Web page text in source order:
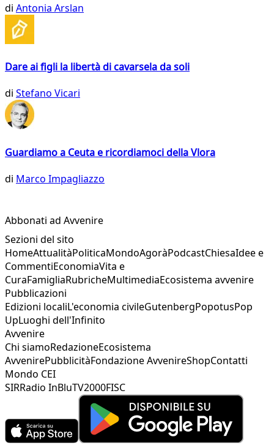
di Antonia Arslan
Dare ai figli la libertà di cavarsela da soli
di Stefano Vicari
Guardiamo a Ceuta e ricordiamoci della Vlora
di Marco Impagliazzo
Abbonati ad Avvenire
Sezioni del sito
HomeAttualitàPoliticaMondoAgoràPodcastChiesaIdee e
CommentiEconomiaVita e
CuraFamigliaRubricheMultimediaEcosistema avvenire
Pubblicazioni
Edizioni localiL'economia civileGutenbergPopotusPop
UpLuoghi dell'Infinito
Avvenire
Chi siamoRedazioneEcosistema
AvvenirePubblicitàFondazione AvvenireShopContatti
Mondo CEI
SIRRadio InBluTV2000FISC